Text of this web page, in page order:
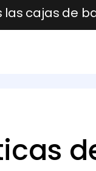
las cajas de